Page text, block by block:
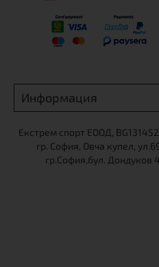
Информация
Екстрем спорт ЕООД,
гр. София, Овча купел,
гр.София,бул. Дондуков